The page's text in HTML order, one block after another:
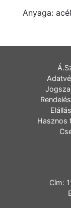
Anyaga: acél
Hasznos
Cím: